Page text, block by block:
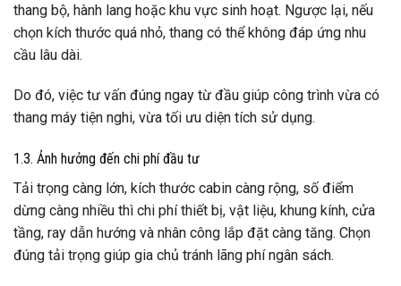
thang bộ, hành lang hoặc khu vực sinh hoạt. Ngược lại, nếu
chọn kích thước quá nhỏ, thang có thể không đáp ứng nhu
cầu lâu dài.
Do đó, việc tư vấn đúng ngay từ đầu giúp công trình vừa có
thang máy tiện nghi, vừa tối ưu diện tích sử dụng.
1.3. Ảnh hưởng đến chi phí đầu tư
Tải trọng càng lớn, kích thước cabin càng rộng, số điểm
dừng càng nhiều thì chi phí thiết bị, vật liệu, khung kính, cửa
tầng, ray dẫn hướng và nhân công lắp đặt càng tăng. Chọn
đúng tải trọng giúp gia chủ tránh lãng phí ngân sách.